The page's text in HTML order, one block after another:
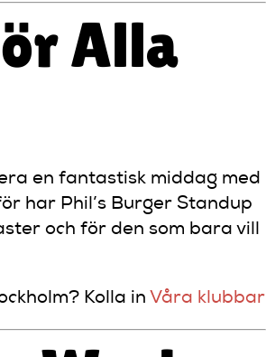
Alla
en fantastisk middag med
har Phil’s Burger Standup
och för den som bara vill
Kolla in Våra klubbar